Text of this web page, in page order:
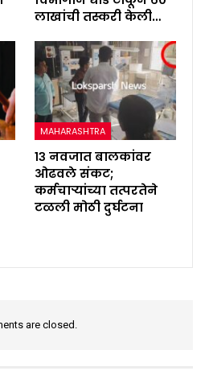
लाखांची तस्करी केली…
MAHARASHTRA
१३ नवजात बालकांवर
ओढवले संकट;
कर्मचाऱ्यांच्या तत्परतेने
टळली मोठी दुर्घटना
are closed.